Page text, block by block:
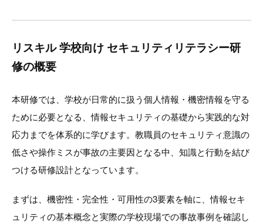
リスキル 学校向け セキュリティリテラシー研
修の概要
本研修では、学校が日常的に扱う個人情報・機密情報を守る
ために必要となる、情報セキュリティの基礎から実践的な対
応力までを体系的に学びます。教職員のセキュリティ意識の
低さや操作ミスが事故の主要因となる中、知識と行動を結び
つける研修設計となっています。
まずは、機密性・完全性・可用性の3要素を軸に、情報セキ
ュリティの基本概念と実際の学校現場での事故事例を確認し